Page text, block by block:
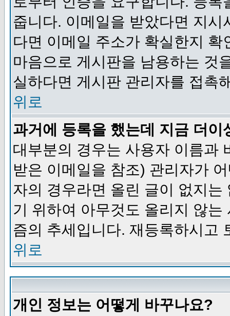
줍니다. 이메일을 받았다면 지
다면 이메일 주소가 확실한지
마음으로 게시판을 남용하는 것
실하다면 게시판 관리자를 접촉
위로
과거에 등록을 했는데 지금 더
대부분의 경우는 사용자 이름과
받은 이메일을 참조) 관리자가
자의 경우라면 올린 글이 없지
기 위하여 아무것도 올리지 않
즘의 추세입니다. 재등록하시고
위로
개인 정보는 어떻게 바꾸나요?